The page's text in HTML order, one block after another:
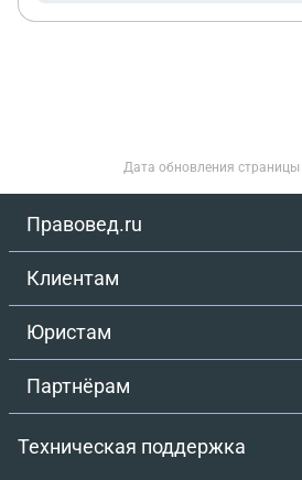
дальнейшие действия?
Дата обновления страницы
Правовед.ru
Клиентам
Юристам
Партнёрам
Техническая поддержка